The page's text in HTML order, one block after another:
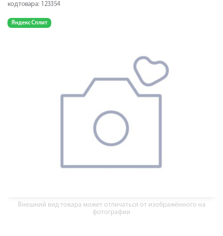
код товара: 123354
Яндекс Сплит
Внешний вид товара может отличаться от изображённого на
фотографии